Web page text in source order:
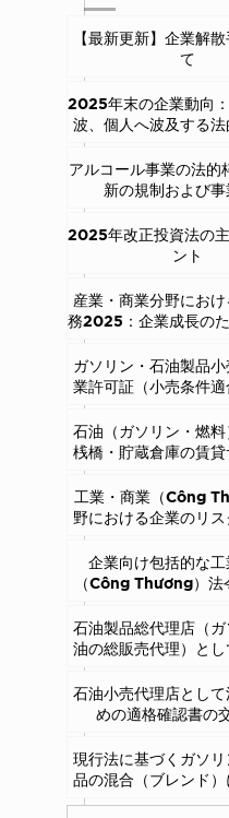
【最新更新】企業解
て
2025年末の企業動向
波、個人へ波及する法
アルコール事業の法
新の規制および事
2025年改正投資法の
ント
産業・商業分野にお
務2025：企業成長の
ガソリン・石油製品
業許可証（小売条件適
石油（ガソリン・燃料
桟橋・貯蔵倉庫の賃貸
工業・商業（Công
野における企業のリス
企業向け包括的な工
（Công Thương）法
石油製品総代理店（ガ
油の総販売代理）とし
石油小売代理店として
めの適格確認書の
現行法に基づくガソリ
品の混合（ブレンド）
定